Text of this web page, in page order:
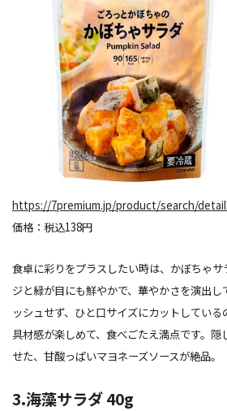
https://7premium.jp/product/search/
価格：税込138円
食卓に彩りをプラスしたい時は、かぼちゃ
ジと緑が目にも鮮やかで、華やかさを演出
ッシュせず、ひと口サイズにカットしてい
具材感が楽しめて、食べごたえ満点です。
せた、甘酸っぱいマヨネーズソースが絶品。
3.海藻サラダ 40g